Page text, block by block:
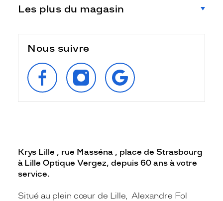
Les plus du magasin
Nous suivre
SUIVEZ‑NOUS
SUR
FACEBOOK
SUIVEZ‑NOUS
SUR
INSTAGRAM
RETROUVEZ‑NOUS
SUR
GOOGLE
Krys Lille , rue Masséna , place de Strasbourg
à Lille Optique Vergez, depuis 60 ans à votre
service.
Situé au plein cœur de Lille, Alexandre Fol